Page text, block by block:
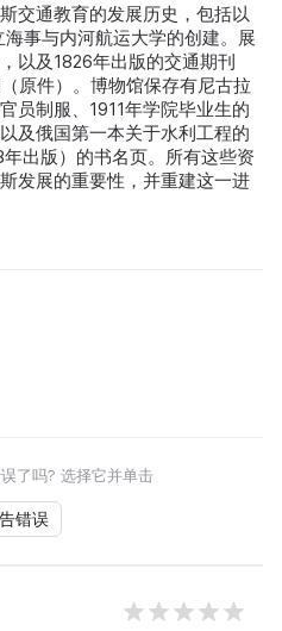
交通教育的发展历史，包括以
事与内河航运大学的创建。展
以及1826年出版的交通期刊
原件）。博物馆保存有尼古拉
员制服、1911年学院毕业生的
及俄国第一本关于水利工程的
出版）的书名页。所有这些资
发展的重要性，并重建这一进
了吗? 选择它并单击
错误